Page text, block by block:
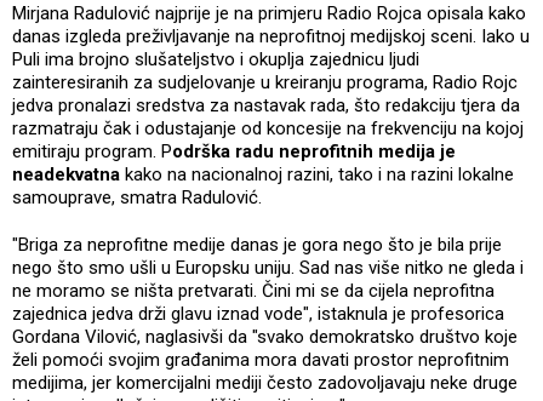
Mirjana Radulović najprije je na primjeru Radio Rojca opisala kako
danas izgleda preživljavanje na neprofitnoj medijskoj sceni. Iako u
Puli ima brojno slušateljstvo i okuplja zajednicu ljudi
zainteresiranih za sudjelovanje u kreiranju programa, Radio Rojc
jedva pronalazi sredstva za nastavak rada, što redakciju tjera da
razmatraju čak i odustajanje od koncesije na frekvenciju na kojoj
emitiraju program. Podrška radu neprofitnih medija je
neadekvatna kako na nacionalnoj razini, tako i na razini lokalne
samouprave, smatra Radulović.
"Briga za neprofitne medije danas je gora nego što je bila prije
nego što smo ušli u Europsku uniju. Sad nas više nitko ne gleda i
ne moramo se ništa pretvarati. Čini mi se da cijela neprofitna
zajednica jedva drži glavu iznad vode", istaknula je profesorica
Gordana Vilović, naglasivši da "svako demokratsko društvo koje
želi pomoći svojim građanima mora davati prostor neprofitnim
medijima, jer komercijalni mediji često zadovoljavaju neke druge